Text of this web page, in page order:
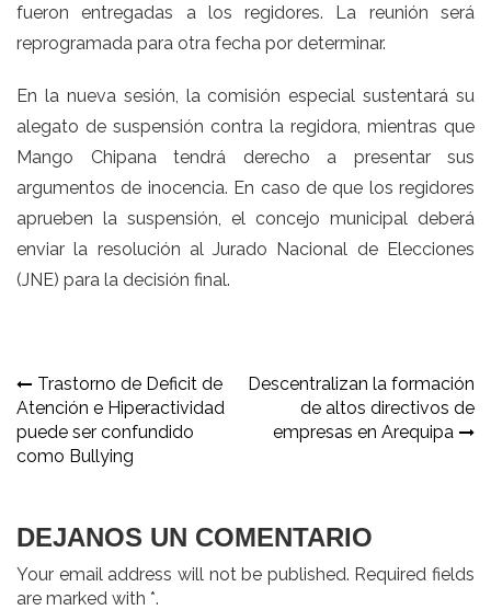
fueron entregadas a los regidores. La reunión será
reprogramada para otra fecha por determinar.
En la nueva sesión, la comisión especial sustentará su
alegato de suspensión contra la regidora, mientras que
Mango Chipana tendrá derecho a presentar sus
argumentos de inocencia. En caso de que los regidores
aprueben la suspensión, el concejo municipal deberá
enviar la resolución al Jurado Nacional de Elecciones
(JNE) para la decisión final.
Navegación
de
entradas
Trastorno de Deficit de
Atención e Hiperactividad
puede ser confundido
como Bullying
Descentralizan la formación
de altos directivos de
empresas en Arequipa
DEJANOS UN COMENTARIO
Your email address will not be published. Required fields
are marked with *.